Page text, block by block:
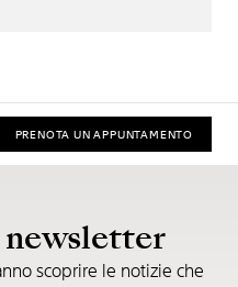
PRENOTA UN APPUNTAMENTO
scoprire le notizie che